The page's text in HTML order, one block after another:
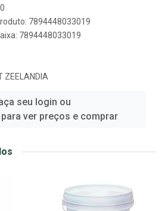
7894448033019
7894448033019
ZEELANDIA
seu login ou
ver preços e comprar